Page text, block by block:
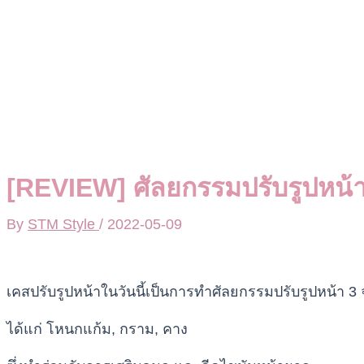
[REVIEW] ศัลยกรรมปรับรูปหน้
By STM Style / 2022-05-09
เคสปรับรูปหน้าในวันนี้เป็นการทำศัลยกรรมปรับรูปหน้า 3
ได้แก่ โหนกแก้ม, กราม, คาง